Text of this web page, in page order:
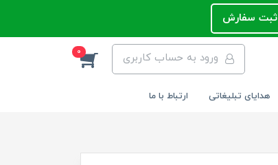
ثبت سفارش
ورود به حساب کاربری 0
هدایای تبلیغاتی ارتباط با ما